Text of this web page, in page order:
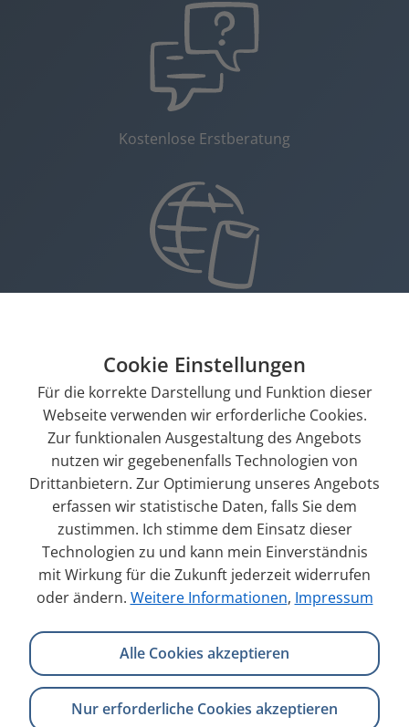
Kostenlose Erstberatung
Auf Wunsch: Implementierung Ihrer barrierefreien
Lösung
Cookie Einstellungen
Für die korrekte Darstellung und Funktion dieser
Webseite verwenden wir erforderliche Cookies.
Zur funktionalen Ausgestaltung des Angebots
nutzen wir gegebenenfalls Technologien von
Drittanbietern. Zur Optimierung unseres Angebots
erfassen wir statistische Daten, falls Sie dem
zustimmen. Ich stimme dem Einsatz dieser
Technologien zu und kann mein Einverständnis
mit Wirkung für die Zukunft jederzeit widerrufen
oder ändern. Weitere Informationen, Impressum
Alle Cookies akzeptieren
Nur erforderliche Cookies akzeptieren